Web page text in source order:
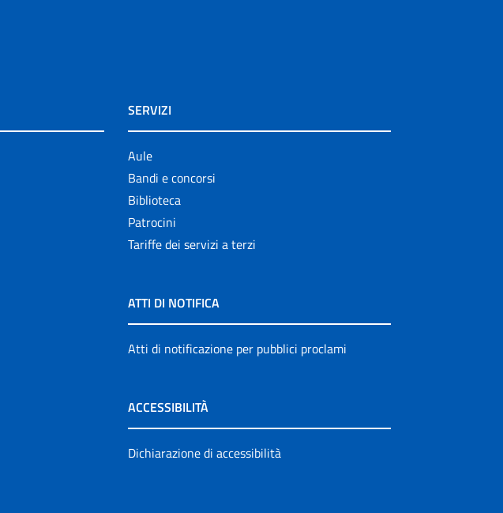
SERVIZI
Aule
Bandi e concorsi
Biblioteca
Patrocini
Tariffe dei servizi a terzi
ATTI DI NOTIFICA
Atti di notificazione per pubblici proclami
ACCESSIBILITÀ
Dichiarazione di accessibilità